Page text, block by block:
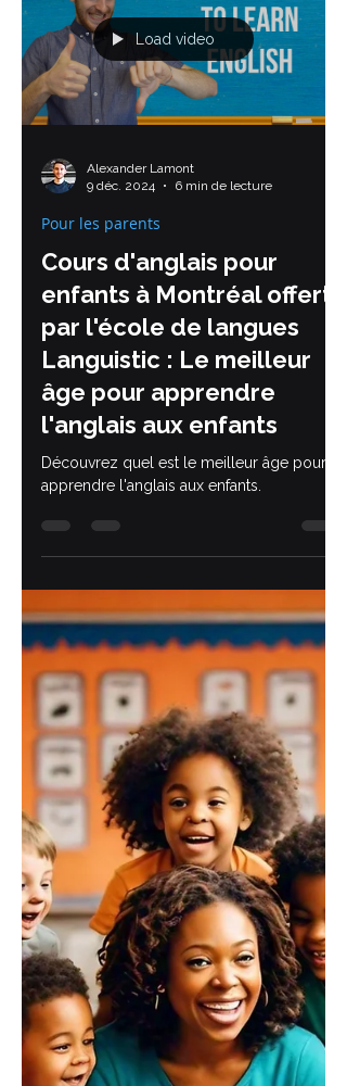
Load video
9 déc. 2024
Pour les parents
Cours d'anglais pour
enfants à Montréal offerts
par l'école de langues
Languistic : Le meilleur
âge pour apprendre
l'anglais aux enfants
apprendre l'anglais aux enfants.